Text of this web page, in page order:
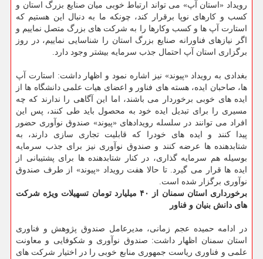
رویداد «استان آپ» می تواند ارتباط خوبی میان صنایع بزرگ استان و
کسب و کارهای نوپا برقرار کند، چونکه ما به دنبال این هستیم که
استارت آپ ها و کسب وکارها را به شرکت های بزرگ متصل نماییم و
اگر نیازهای فناورانه صنایع بزرگ استان را شناسایی نماییم، در روز
برگزاری استان آپ احتمال جذب سرمایه بیشتر وجود دارد.
بغدادی به رویداد «پیوند» نیز اشاره نمود و اظهار داشت: استارت آپ
ها، صاحبان ایده، هسته های فناور و اعضای هیات علمی دانشگاه ها از
ایده های خوبی برخوردار می باشند، اما این آگاهی را ندارند که چه
مسیری را برای تبدیل ایده خود به محصول باید طی کنند، پس این
افراد می توانند در سلسله رویدادهای «پیوند» صندوق نوآوری حضور
پیدا کنند و ایده های خودرا که قابلیت تجاری سازی دارند، به
شتابدهنده ها عرضه کنند و صندوق نوآوری نیز برای جذب سرمایه
بوسیله هم سرمایه گذاری، در کنار شتابدهنده ها برای پشتیبانی از
ایده ها قرار می گیرد. تا حالا هفت رویداد «پیوند» از طرف صندوق
نوآوری برگزار شده است.
برخورداری استان سمنان از ۴۰ میلیارد تومان تسهیلات ویژه شرکت
های دانش بنیان و فناور
در ادامه حمیده عجم زمانی، مدیرعامل صندوق پژوهش و فناوری
استان سمنان اظهار داشت: صندوق نوآوری و شکوفایی و معاونت
علمی و فناوری ریاست جمهوری منابع خوبی را در اختیار شرکت های